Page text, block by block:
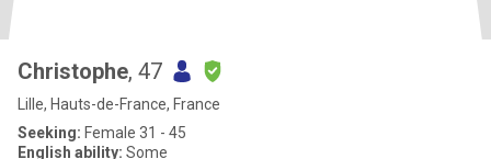
Christophe, 47
Lille, Hauts-de-France, France
Seeking: Female 31 - 45
English ability: Some